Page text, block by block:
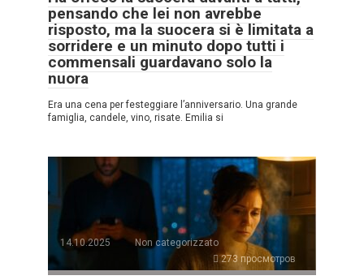
pensando che lei non avrebbe
risposto, ma la suocera si è limitata a
sorridere e un minuto dopo tutti i
commensali guardavano solo la
nuora
Era una cena per festeggiare l’anniversario. Una grande
famiglia, candele, vino, risate. Emilia si
14.10.2025
Non categorizzato
273 просмотров